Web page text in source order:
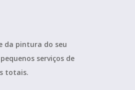
da pintura do seu
serviços de
totais.